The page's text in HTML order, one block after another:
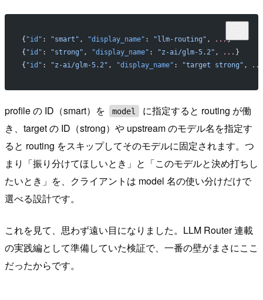
{ "id" : "smart" , "display_name" : "llm-routing" , ...}
{ "id" : "strong" , "display_name" : "z-ai/glm-5.2" , ... }
{ "id" : "z-ai/glm-5.2" , "display_name" : "target strong" ,
profile の ID（smart）を model
に指定すると routing が働
き、target の ID（strong）や upstream のモデル名を指定す
ると routing をスキップしてそのモデルに固定されます。つ
まり「振り分けてほしいとき」と「このモデルと決め打ちし
たいとき」を、クライアントは model 名の使い分けだけで
選べる設計です。
これを見て、思わず遠い目になりました。LLM Router 連載
の実践編として準備していた検証で、一番の壁がまさにここ
だったからです。